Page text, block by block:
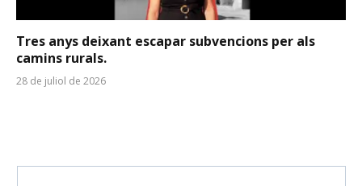
Tres anys deixant escapar subvencions per als
camins rurals.
28 de juliol de 2026